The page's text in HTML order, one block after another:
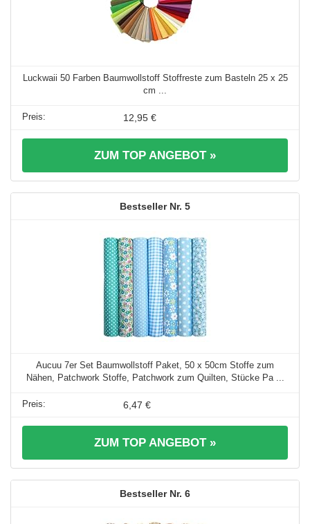
Luckwaii 50 Farben Baumwollstoff Stoffreste zum Basteln 25 x 25
cm ...
12,95 €
ZUM TOP ANGEBOT »
5
Aucuu 7er Set Baumwollstoff Paket, 50 x 50cm Stoffe zum
Nähen, Patchwork Stoffe, Patchwork zum Quilten, Stücke Pa ...
6,47 €
ZUM TOP ANGEBOT »
6